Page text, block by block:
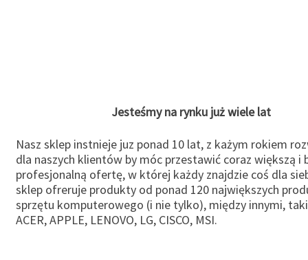
Jesteśmy na rynku już wiele lat
Nasz sklep instnieje juz ponad 10 lat, z każym rokiem
dla naszych klientów by móc przestawić coraz większą i
profesjonalną ofertę, w której każdy znajdzie coś dla
sklep ofreruje produkty od ponad 120 największych
sprzętu komputerowego (i nie tylko), między innymi,
ACER, APPLE, LENOVO, LG, CISCO, MSI.